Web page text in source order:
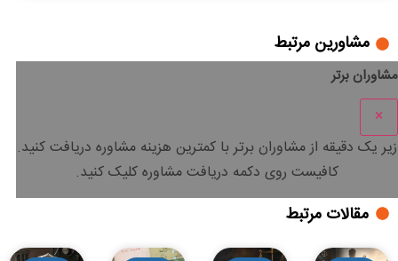
مشاورین مرتبط
مشاوران برتر
×
زیر یک دقیقه از مشاوران برتر باکمترین هزینه مشاوره دریافت کنید.
کافیست روی دکمه دریافت مشاوره کلیک کنید.
مقالات مرتبط